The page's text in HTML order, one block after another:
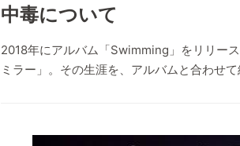
中毒について
2018年にアルバム「Swimming」をリリー
ミラー」。その生涯を、アルバムと合わせて